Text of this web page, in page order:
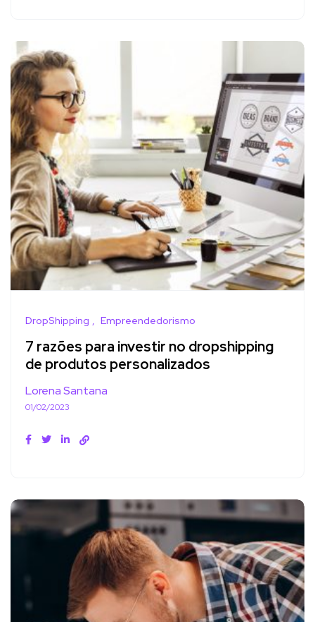
DropShipping Empreendedorismo
7 razões para investir no dropshipping
de produtos personalizados
Lorena Santana
01/02/2023